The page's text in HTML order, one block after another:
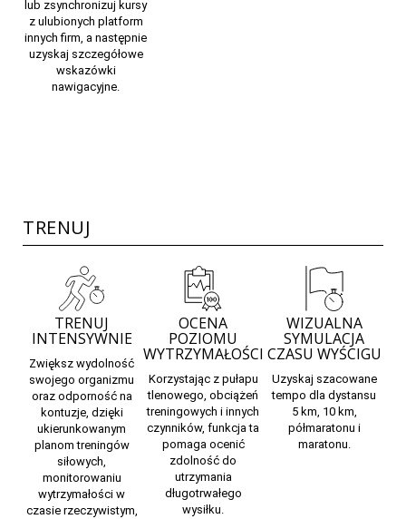
lub zsynchronizuj kursy
z ulubionych platform
innych firm, a następnie
uzyskaj szczegółowe
wskazówki
nawigacyjne.
TRENUJ
TRENUJ
INTENSYWNIE
Zwiększ wydolność
swojego organizmu
oraz odporność na
kontuzje, dzięki
ukierunkowanym
planom treningów
siłowych,
monitorowaniu
wytrzymałości w
czasie rzeczywistym,
OCENA
POZIOMU
WYTRZYMAŁOŚCI
Korzystając z pułapu
tlenowego, obciążeń
treningowych i innych
czynników, funkcja ta
pomaga ocenić
zdolność do
utrzymania
długotrwałego
wysiłku.
WIZUALNA
SYMULACJA
CZASU WYŚCIGU
Uzyskaj szacowane
tempo dla dystansu
5 km, 10 km,
półmaratonu i
maratonu.